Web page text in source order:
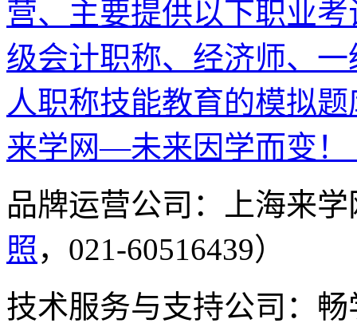
营、主要提供以下职业
级会计职称、经济师、
人职称技能教育的模拟
来学网—未来因学而变！
品牌运营公司：上海来
照 ，021-60516439）
技术服务与支持公司：